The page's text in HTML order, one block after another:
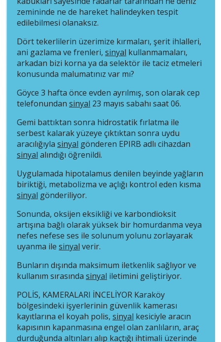
zemininde ne de hareket halindeyken tespit
edilebilmesi olanaksız.
Dört tekerlilerin üzerimize kırmaları, şerit ihlalleri,
ani gazlama ve frenleri, sinyal kullanmamaları,
arkadan bizi korna ya da selektör ile taciz etmeleri
konusunda malumatınız var mı?
Göyce 3 hafta önce evden ayrılmış, son olarak cep
telefonundan sinyal 23 mayıs sabahı saat 06.
Gemi battıktan sonra hidrostatik fırlatma ile
serbest kalarak yüzeye çıktıktan sonra uydu
aracılığıyla sinyal gönderen EPIRB adlı cihazdan
sinyal alındığı öğrenildi.
Uygulamada hipotalamus denilen beyinde yağların
biriktiği, metabolizma ve açlığı kontrol eden kısma
sinyal gönderiliyor.
Sonunda, oksijen eksikliği ve karbondioksit
artışına bağlı olarak yüksek bir homurdanma veya
nefes nefese ses ile solunum yolunu zorlayarak
uyanma ile sinyal verir.
Bunların dışında maksimum iletkenlik sağlıyor ve
kullanım sırasında sinyal iletimini geliştiriyor.
POLİS, KAMERALARI İNCELİYOR Karaköy
bölgesindeki işyerlerinin güvenlik kamerası
kayıtlarına el koyah polis, sinyal kesiciyle aracın
kapısının kapanmasına engel olan zanlıların, araç
durduğunda altınları alıp kaçtığı ihtimali üzerinde